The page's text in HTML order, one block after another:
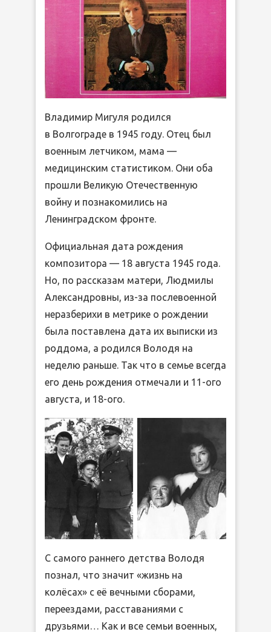
Владимир Мигуля родился
в Волгограде в 1945 году. Отец был
военным летчиком, мама —
медицинским статистиком. Они оба
прошли Великую Отечественную
войну и познакомились на
Ленинградском фронте.
Официальная дата рождения
композитора — 18 августа 1945 года.
Но, по рассказам матери, Людмилы
Александровны, из-за послевоенной
неразберихи в метрике о рождении
была поставлена дата их выписки из
роддома, а родился Володя на
неделю раньше. Так что в семье всегда
его день рождения отмечали и 11-ого
августа, и 18-ого.
С самого раннего детства Володя
познал, что значит «жизнь на
колёсах» с её вечными сборами,
переездами, расставаниями с
друзьями… Как и все семьи военных,